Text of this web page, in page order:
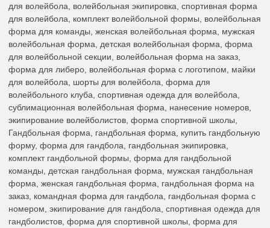
для волейбола, волейбольная экипировка, спортивная форма
для волейбола, комплект волейбольной формы, волейбольная
форма для команды, женская волейбольная форма, мужская
волейбольная форма, детская волейбольная форма, форма
для волейбольной секции, волейбольная форма на заказ,
форма для либеро, волейбольная форма с логотипом, майки
для волейбола, шорты для волейбола, форма для
волейбольного клуба, спортивная одежда для волейбола,
сублимационная волейбольная форма, нанесение номеров,
экипирование волейболистов, форма спортивной школы,
Гандбольная форма, гандбольная форма, купить гандбольную
форму, форма для гандбола, гандбольная экипировка,
комплект гандбольной формы, форма для гандбольной
команды, детская гандбольная форма, мужская гандбольная
форма, женская гандбольная форма, гандбольная форма на
заказ, командная форма для гандбола, гандбольная форма с
номером, экипирование для гандбола, спортивная одежда для
гандболистов, форма для спортивной школы, форма для